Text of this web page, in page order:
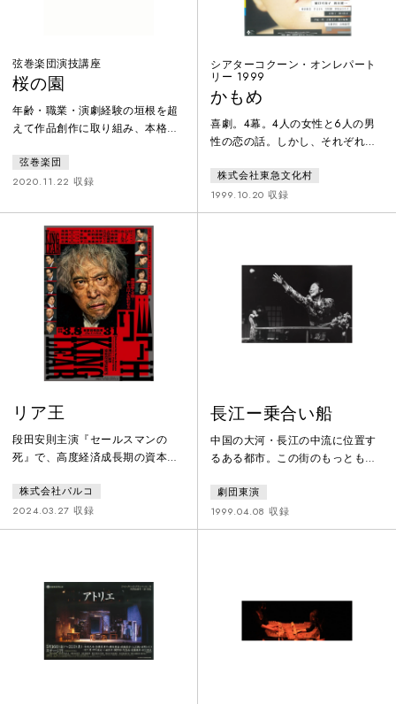
弦巻楽団演技講座
桜の園
年齢・職業・演劇経験の垣根を超
えて作品創作に取り組み、本格的
ある弦巻楽団演技講座。2020年度
2学期は、講座初となるチェーホ
たものが失われていく哀愁と人間
の愚かさを滑稽に描いた喜劇を、
中学生から社会人まで、ダブルキ
ャストで堂々上演。
弦巻楽団
2020.11.22 収録
シアターコクーン・オンレパート
リー 1999
かもめ
喜劇。4幕。4人の女性と6人の男
性の恋の話。しかし、それぞれの
株式会社東急文化村
1999.10.20 収録
リア王
段田安則主演『セールスマンの
死』で、高度経済成長期の資本主
出により、日本の演劇ファンを唸
らせたショーン・ホームズ。その
『セールスマンの死』で、第30回
学大臣賞に輝いた日本演劇界の至
宝・段田安則。ショーン・ホーム
ズと段田安則が、再びタッグを組
んでの次なる挑戦は、シェイクス
ピア4大悲劇のひとつ『リア王』
株式会社パルコ
2024.03.27 収録
長江ー乗合い船
中国の大河・長江の中流に位置す
るある都市。この街のもっとも平
かりもない若い夫婦と、定年退職
した元小学校の女教師が同居して
いる。長江に臨むこの団地は誰が
しているそれぞれにとって、眺め
どころではない。何と言っても年
の差は如何ともしがたく、生活の
劇団東演
1999.04.08 収録